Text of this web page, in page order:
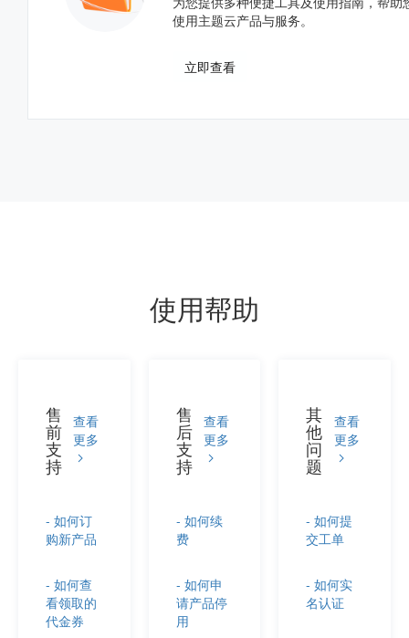
使用主题云产品与服务。
立即查看
使用帮助
售
前
支
持
查看
更多
- 如何订
购新产品
- 如何查
看领取的
代金券
售
后
支
持
查看
更多
- 如何续
费
- 如何申
请产品停
用
其
他
问
题
查看
更多
- 如何提
交工单
- 如何实
名认证